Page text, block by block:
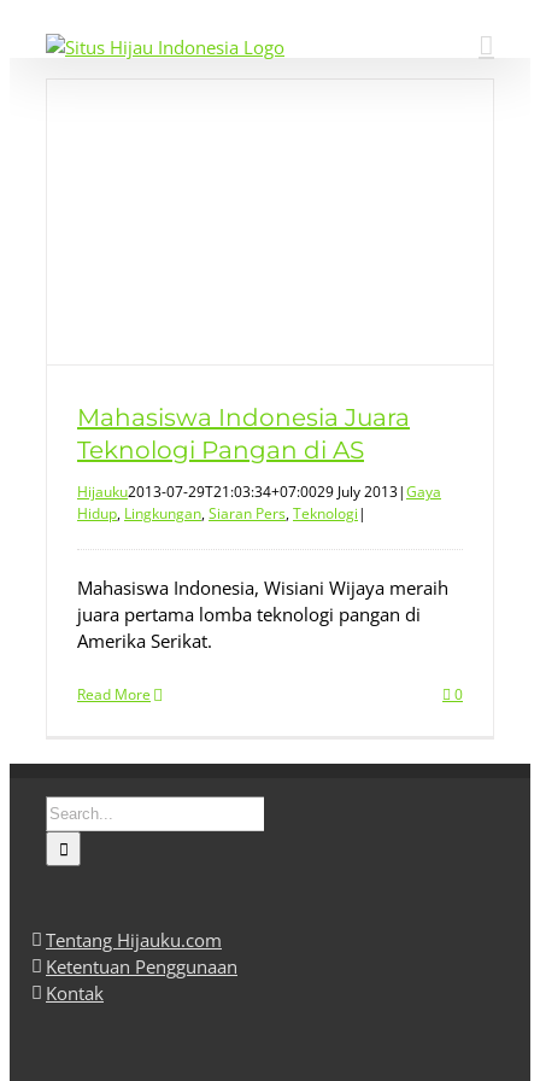
Mahasiswa Indonesia Juara
Teknologi Pangan di AS
Hijauku2013-07-29T21:03:34+07:0029 July 2013|Gaya
Hidup, Lingkungan,Siaran Pers,Teknologi|
Mahasiswa Indonesia, Wisiani Wijaya meraih
juara pertama lomba teknologi pangan di
Amerika Serikat.
Read More 0
Search
for:
Tentang Hijauku.com
Ketentuan Penggunaan
Kontak